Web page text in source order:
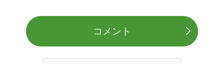
コメント